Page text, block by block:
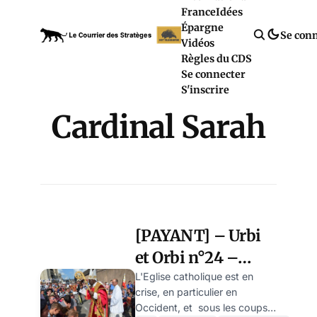
FranceIdées
Épargne
Vidéos
Règles du CDS
Se connecter
S'inscrire
Se
Cardinal Sarah
[PAYANT] – Urbi
et Orbi n°24 –
Comment la messe
traditionnelle est
L'Eglise catholique est en
crise, en particulier en
Occident, et sous les coups